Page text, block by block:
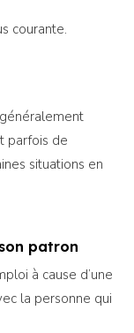
courante.
parfois de
situations en
patron
à cause d’une
la personne qui